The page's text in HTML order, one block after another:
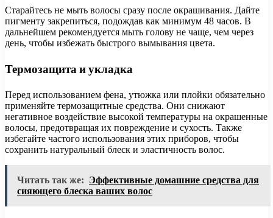
Старайтесь не мыть волосы сразу после окрашивания. Дайте
пигменту закрепиться, подождав как минимум 48 часов. В
дальнейшем рекомендуется мыть голову не чаще, чем через
день, чтобы избежать быстрого вымывания цвета.
Термозащита и укладка
Перед использованием фена, утюжка или плойки обязательно
применяйте термозащитные средства. Они снижают
негативное воздействие высокой температуры на окрашенные
волосы, предотвращая их повреждение и сухость. Также
избегайте частого использования этих приборов, чтобы
сохранить натуральный блеск и эластичность волос.
Читать так же: Эффективные домашние средства для
сияющего блеска ваших волос